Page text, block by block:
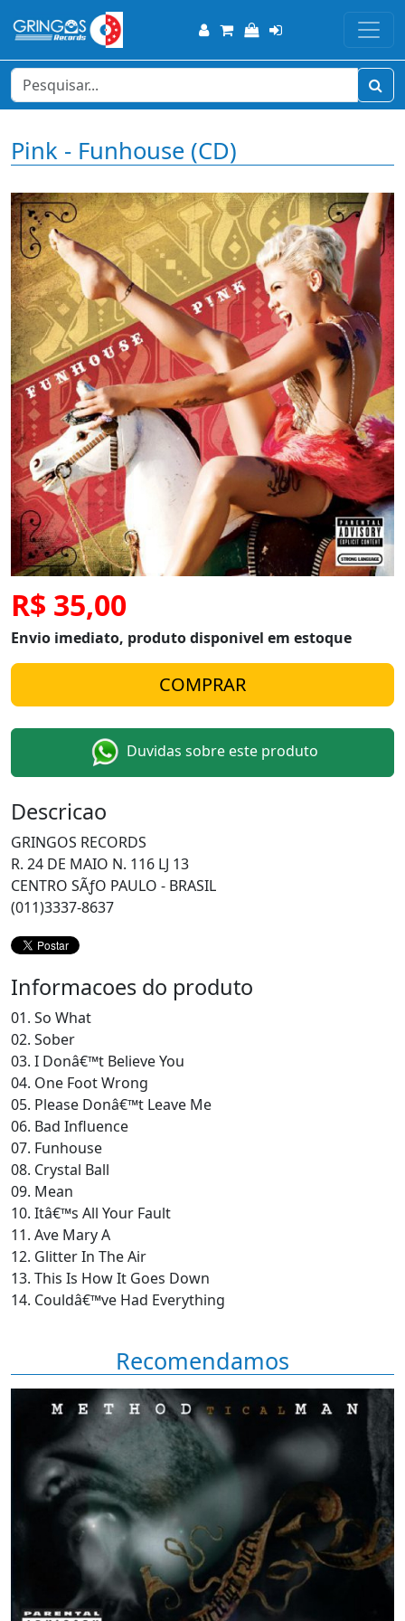
Pink - Funhouse (CD)
R$ 35,00
Envio imediato, produto disponivel em estoque
Duvidas sobre este produto
Descricao
GRINGOS RECORDS
R. 24 DE MAIO N. 116 LJ 13
CENTRO SÃƒO PAULO - BRASIL
(011)3337-8637
Informacoes do produto
01. So What
02. Sober
03. I Donâ€™t Believe You
04. One Foot Wrong
05. Please Donâ€™t Leave Me
06. Bad Influence
07. Funhouse
08. Crystal Ball
09. Mean
10. Itâ€™s All Your Fault
11. Ave Mary A
12. Glitter In The Air
13. This Is How It Goes Down
14. Couldâ€™ve Had Everything
Recomendamos